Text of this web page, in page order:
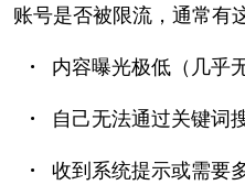
账号是否被限流，通常有
·
内容曝光极低（几乎
·
自己无法通过关键词
· 收到系统提示或需要